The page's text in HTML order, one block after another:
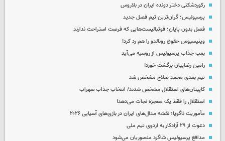
رکوردشکنی دختر دونده ایران در بلاروس
پرسپولیس؛ گران‌ترین تیم فصل جدید
فصل بدون پایان؛ فوتبالیست‌هایی که فرصت استراحت ندارند
وینیسیوس حقوق رونالدو را هم رد کرد!
بمب جذاب پرسپولیس از روسیه می‌آید
رامین رضاییان برگشت خورد!
تیم بعدی محمد صلاح مشخص شد
کاپیتان‌های استقلال مشخص شدند/ انتخاب جذاب سهراب
استقلال را فقط یک معجزه نجات می‌دهد!
مأموریت ناگویا؛ نقشه مدال‌های ایران در بازی‌های آسیایی ۲۰۲۶
دعوت از ۲۹ آزادکار به اردوی تیم ملی
مدافع پرسپولیس شاگرد منصوریان می‌شود